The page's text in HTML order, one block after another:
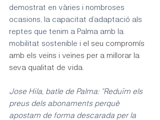
demostrat en vàries i nombroses
ocasions, la capacitat d’adaptació als
reptes que tenim a Palma amb la
mobilitat sostenible i el seu compromís
amb els veïns i veïnes per a millorar la
seva qualitat de vida.
Jose Hila, batle de Palma: “Reduïm els
preus dels abonaments perquè
apostam de forma descarada per la